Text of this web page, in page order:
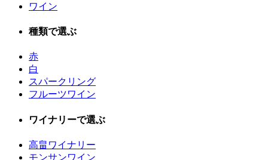
ワイン
種類で選ぶ
赤
白
スパークリング
フルーツワイン
ワイナリーで選ぶ
高畠ワイナリー
モンサンワイン